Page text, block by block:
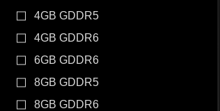
4GB GDDR5
4GB GDDR6
6GB GDDR6
8GB GDDR5
8GB GDDR6